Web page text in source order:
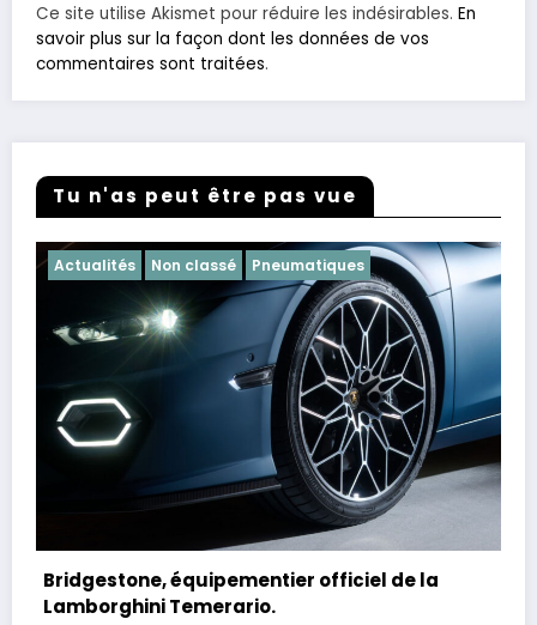
Ce site utilise Akismet pour réduire les indésirables. En
savoir plus sur la façon dont les données de vos
commentaires sont traitées.
Tu n'as peut être pas vue
Actualités Non classé Pneumatiques
Bridgestone, équipementier officiel de la
Lamborghini Temerario.